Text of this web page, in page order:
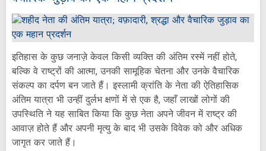
इतिहास के कुछ जनाज़े केवल किसी व्यक्ति की अंतिम रस्में नहीं होते,
बल्कि वे राष्ट्रों की आत्मा, उनकी सामूहिक चेतना और उनके वैचारिक
संकल्प का दर्पण बन जाते हैं। इस्लामी क्रांति के नेता की ऐतिहासिक
अंतिम यात्रा भी उन्हीं दुर्लभ क्षणों में से एक है, जहाँ लाखों लोगों की
उपस्थिति ने यह साबित किया कि कुछ नेता अपने जीवन में राष्ट्र की
आवाज़ होते हैं और अपनी मृत्यु के बाद भी उसके विवेक को और अधिक
जागृत कर जाते हैं।